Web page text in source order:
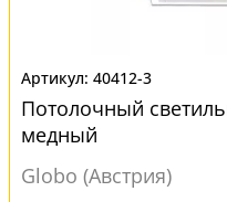
40412-3
Потолочный
медный
Globo (Австрия)